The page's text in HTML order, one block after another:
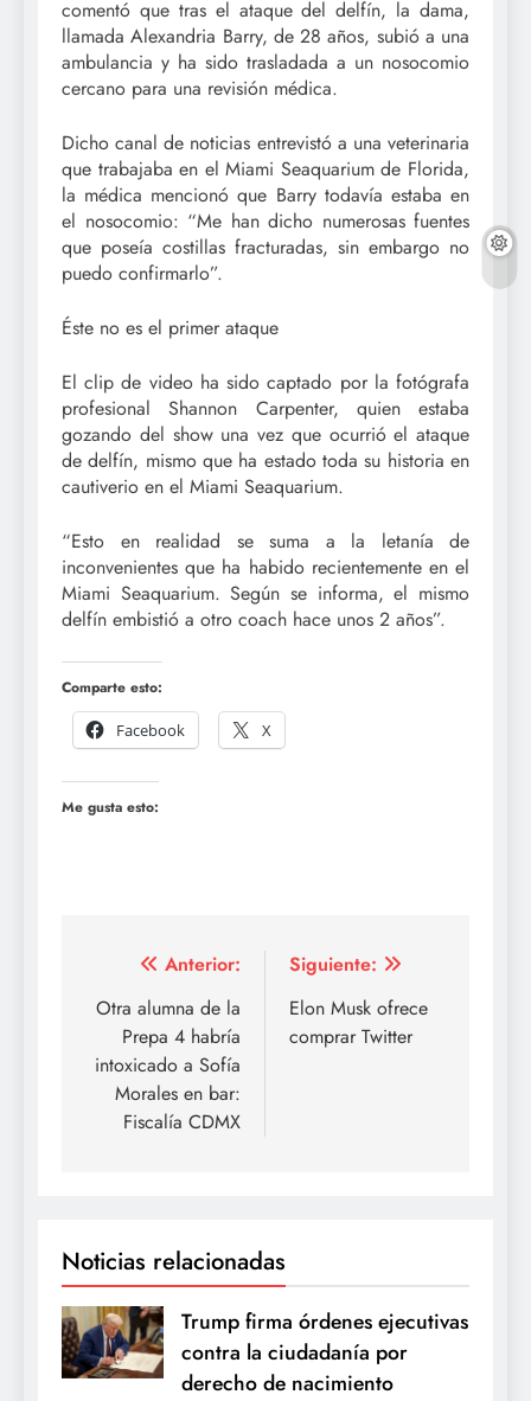
comentó que tras el ataque del delfín, la dama,
llamada Alexandria Barry, de 28 años, subió a una
ambulancia y ha sido trasladada a un nosocomio
cercano para una revisión médica.
Dicho canal de noticias entrevistó a una veterinaria
que trabajaba en el Miami Seaquarium de Florida,
la médica mencionó que Barry todavía estaba en
el nosocomio: “Me han dicho numerosas fuentes
que poseía costillas fracturadas, sin embargo no
puedo confirmarlo”.
Éste no es el primer ataque
El clip de video ha sido captado por la fotógrafa
profesional Shannon Carpenter, quien estaba
gozando del show una vez que ocurrió el ataque
de delfín, mismo que ha estado toda su historia en
cautiverio en el Miami Seaquarium.
“Esto en realidad se suma a la letanía de
inconvenientes que ha habido recientemente en el
Miami Seaquarium. Según se informa, el mismo
delfín embistió a otro coach hace unos 2 años”.
Comparte esto:
Facebook
X
Me gusta esto:
Navegación
de
entradas
Anterior:
Otra alumna de la
Prepa 4 habría
intoxicado a Sofía
Morales en bar:
Fiscalía CDMX
Siguiente:
Elon Musk ofrece
comprar Twitter
Noticias relacionadas
Trump firma órdenes ejecutivas
contra la ciudadanía por
derecho de nacimiento